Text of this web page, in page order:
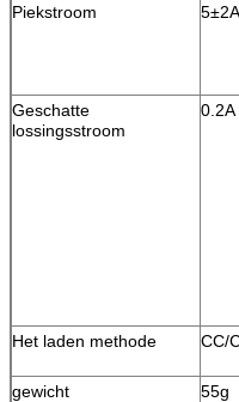
Piekstroom
Geschatte
lossingsstroom
0.2A
Het laden methode
CC/
gewicht
55g